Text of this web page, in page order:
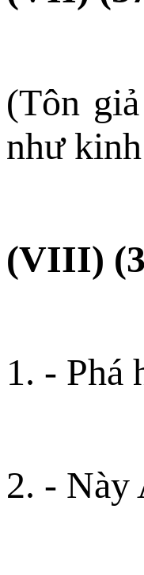
(Tôn
như
(VIII)
1. - Phá
2. - Này